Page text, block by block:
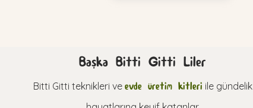
Başka Bitti Gitti Liler
Bitti Gitti teknikleri ve evde üretim kitleri ile gündelik